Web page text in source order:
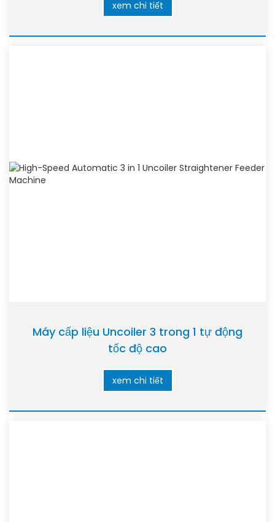
xem chi tiết
Máy cấp liệu Uncoiler 3 trong 1 tự động
tốc độ cao
xem chi tiết